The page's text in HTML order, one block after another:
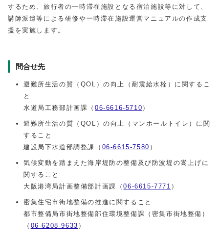
するため、旅行者の一時滞在施設となる宿泊施設等に対して、
講師派遣等による研修や一時滞在施設運営マニュアルの作成支
援を実施します。
問合せ先
避難所生活の質（QOL）の向上（耐震給水栓）に関するこ
と
水道局工務部計画課（ 06-6616-5710 ）
避難所生活の質（ QOL ）の向上（マンホールトイレ）に関
すること
建設局下水道部調整課（ 06-6615-7580 ）
気候変動を踏まえた海岸堤防の整備及び防波堤の嵩上げに
関すること
大阪港湾局計画整備部計画課（06-6615-7771 ）
密集住宅市街地整備の推進に関すること
都市整備局市街地整備部住環境整備課（密集市街地整備）
（ 06-6208-9633 ）